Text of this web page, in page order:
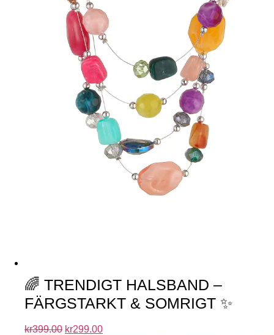
🌈 TRENDIGT HALSBAND –
FÄRGSTARKT & SOMRIGT ✨
kr399.00 kr299.00